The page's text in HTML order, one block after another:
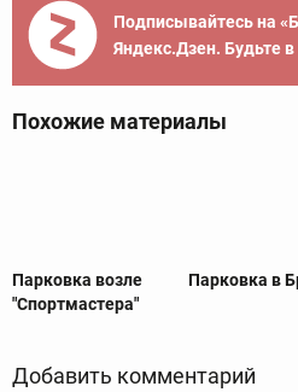
Подписывайтесь на
Яндекс.Дзен. Будьте
Похожие материалы
Парковка возле
"Спортмастера"
Парковка в
Добавить комментарий